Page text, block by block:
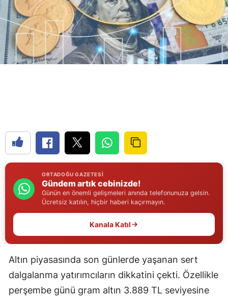
Burdur
Bursa
Çanakkale
Diyarbakır
Edirne
Erzincan
Eskişehir
Gaziantep
Giresun
ORTADOĞU GAZETESI
Gündem artık cebinizde!
Günün en önemli gelişmeleri anında telefonunuza gelsin.
Ücretsiz katılın, hiçbir haberi kaçırmayın.
Kanala Katıl
Altın piyasasında son günlerde yaşanan sert
dalgalanma yatırımcıların dikkatini çekti. Özellikle
perşembe günü gram altın 3.889 TL seviyesine